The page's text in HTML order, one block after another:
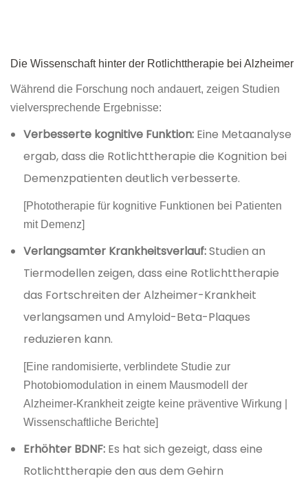
Die Wissenschaft hinter der Rotlichttherapie bei Alzheimer
Während die Forschung noch andauert, zeigen Studien
vielversprechende Ergebnisse:
Verbesserte kognitive Funktion: Eine Metaanalyse
ergab, dass die Rotlichttherapie die Kognition bei
Demenzpatienten deutlich verbesserte.
[Phototherapie für kognitive Funktionen bei Patienten
mit Demenz]
Verlangsamter Krankheitsverlauf:Studien an
Tiermodellen zeigen, dass eine Rotlichttherapie
das Fortschreiten der Alzheimer-Krankheit
verlangsamen und Amyloid-Beta-Plaques
reduzieren kann.
[Eine randomisierte, verblindete Studie zur
Photobiomodulation in einem Mausmodell der
Alzheimer-Krankheit zeigte keine präventive Wirkung |
Wissenschaftliche Berichte]
Erhöhter BDNF: Es hat sich gezeigt, dass eine
Rotlichttherapie den aus dem Gehirn